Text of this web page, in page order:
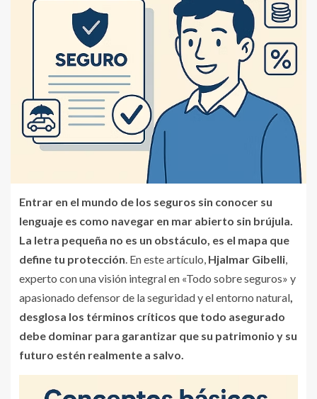
Entrar en el mundo de los seguros sin conocer su
lenguaje es como navegar en mar abierto sin brújula.
La letra pequeña no es un obstáculo, es el mapa que
define tu protección. En este artículo, Hjalmar Gibelli,
experto con una visión integral en «Todo sobre seguros» y
apasionado defensor de la seguridad y el entorno natural,
desglosa los términos críticos que todo asegurado
debe dominar para garantizar que su patrimonio y su
futuro estén realmente a salvo.